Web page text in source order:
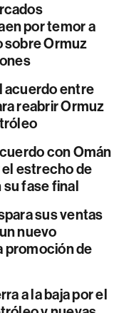
por temor a
sobre Ormuz
acuerdo entre
reabrir Ormuz
con Omán
estrecho de
fase final
sus ventas
nuevo
promoción de
a la baja por el